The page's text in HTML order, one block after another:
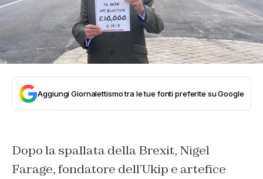
Aggiungi Giornalettismo tra le tue fonti preferite su Google
Dopo la spallata della Brexit, Nigel
Farage, fondatore dell’Ukip e artefice